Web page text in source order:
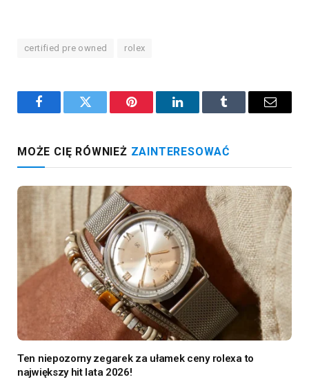
certified pre owned rolex
FacebookTwitter Pinterest LinkedInTumblr Email
MOŻE CIĘ RÓWNIEŻ ZAINTERESOWAĆ
Ten niepozorny zegarek za ułamek ceny rolexa to
największy hit lata 2026!